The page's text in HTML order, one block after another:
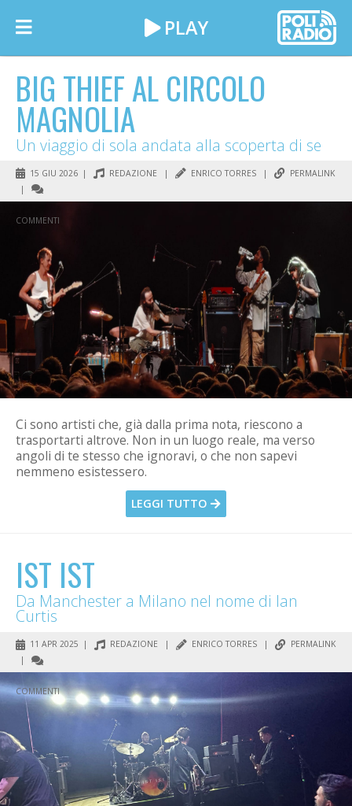
BIG THIEF AL CIRCOLO
MAGNOLIA
Un viaggio di sola andata alla scoperta di se
15 GIU 2026 | REDAZIONE | ENRICO TORRES |
PERMALINK
|
COMMENTI
Ci sono artisti che, già dalla prima nota, riescono a
trasportarti altrove. Non in un luogo reale, ma verso
angoli di te stesso che ignoravi, o che non sapevi
nemmeno esistessero.
LEGGI TUTTO
IST IST
Da Manchester a Milano nel nome di Ian
Curtis
11 APR 2025 | REDAZIONE | ENRICO TORRES |
PERMALINK
|
COMMENTI